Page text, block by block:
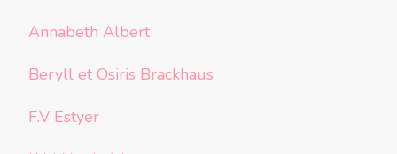
Annabeth Albert
Beryll et Osiris Brackhaus
F.V Estyer